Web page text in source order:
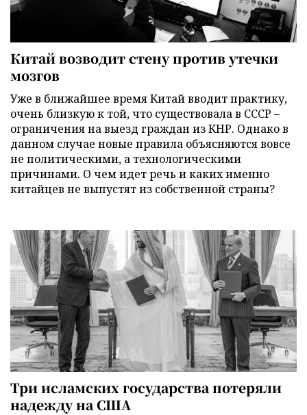
Китай возводит стену против утечки
мозгов
Уже в ближайшее время Китай вводит практику,
очень близкую к той, что существовала в СССР –
ограничения на выезд граждан из КНР. Однако в
данном случае новые правила объясняются вовсе
не политическими, а технологическими
причинами. О чем идет речь и каких именно
китайцев не выпустят из собственной страны?
Три исламских государства потеряли
надежду на США